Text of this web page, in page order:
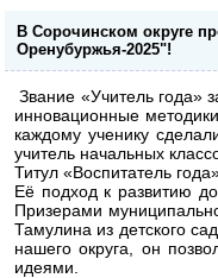
В Сорочинском округе
Оренубуржья-2025"!
Звание «Учитель года»
инновационные
каждому ученику
учитель начальных
Титул «Воспитатель
Её подход к развитию
Призерами
Тамулина из детского
нашего округа, он
идеями.